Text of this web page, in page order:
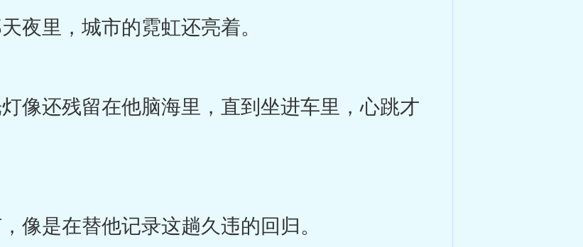
夜里，城市的霓虹还亮着。
像还残留在他脑海里，直到坐进车里，心跳才
像是在替他记录这趟久违的回归。